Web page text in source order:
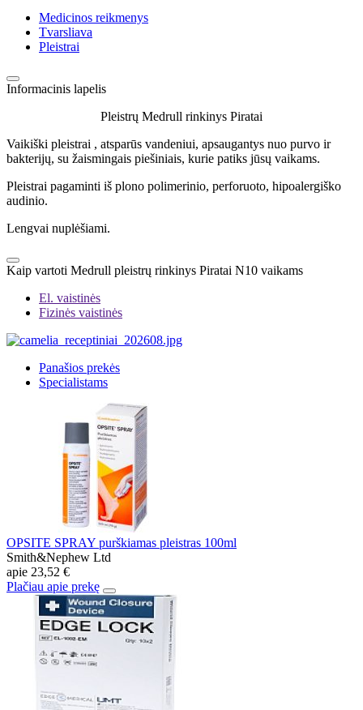
Medicinos reikmenys
Tvarsliava
Pleistrai
Informacinis lapelis
Pleistrų Medrull rinkinys Piratai
Vaikiški pleistrai , atsparūs vandeniui, apsaugantys nuo purvo ir
bakterijų, su žaismingais piešiniais, kurie patiks jūsų vaikams.
Pleistrai pagaminti iš plono polimerinio, perforuoto, hipoalergiško
audinio.
Lengvai nuplėšiami.
Kaip vartoti Medrull pleistrų rinkinys Piratai N10 vaikams
El. vaistinės
Fizinės vaistinės
Panašios prekės
Specialistams
OPSITE SPRAY purškiamas pleistras 100ml
Smith&Nephew Ltd
apie 23,52 €
Plačiau apie prekę